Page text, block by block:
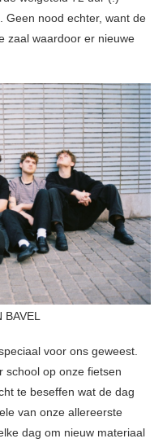
Geen nood echter, want de
zaal waardoor er nieuwe
voor ons geweest.
school op onze fietsen
te beseffen wat de dag
van onze allereerste
dag om nieuw materiaal